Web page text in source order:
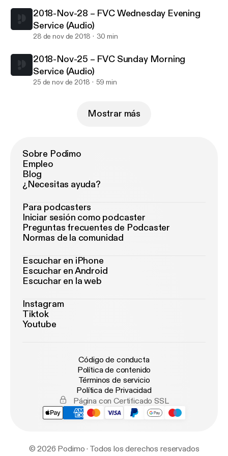
2018-Nov-28 – FVC Wednesday Evening
Service (Audio)
28 de nov de 2018 30 min
2018-Nov-25 – FVC Sunday Morning
Service (Audio)
25 de nov de 2018 59 min
Mostrar más
Sobre Podimo
Empleo
Blog
¿Necesitas ayuda?
Para podcasters
Iniciar sesión como podcaster
Preguntas frecuentes de Podcaster
Normas de la comunidad
Escuchar en iPhone
Escuchar en Android
Escuchar en la web
Instagram
Tiktok
Youtube
Código de conducta
Política de contenido
Términos de servicio
Política de Privacidad
Página con Certificado SSL
© 2026 Podimo · Todos los derechos reservados